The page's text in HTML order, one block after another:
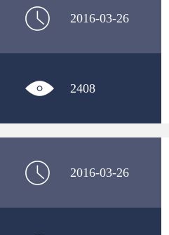
2016-03-26
2408
2016-03-26